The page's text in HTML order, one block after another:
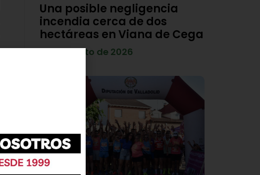
Una posible negligencia
incendia cerca de dos
hectáreas en Viana de Cega
7 de agosto de 2026